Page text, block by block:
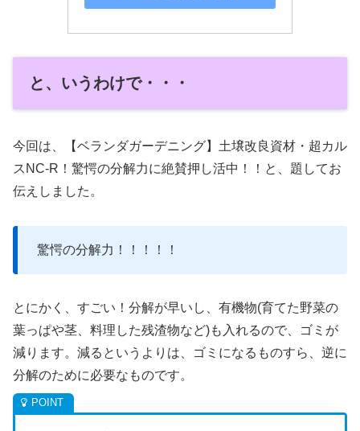
と、いうわけで・・・
今回は、【ベランダガーデニング】土壌改良資材・超カル
スNC-R！驚愕の分解力に絶賛押し活中！！と、題してお
伝えしました。
驚愕の分解力！！！！！
とにかく、すごい！分解が早いし、有機物(育てた野菜の
葉っぱや茎、料理した残渣物など)も入れるので、ゴミが
減ります。減るというよりは、ゴミになるものすら、逆に
分解のために必要なものです。